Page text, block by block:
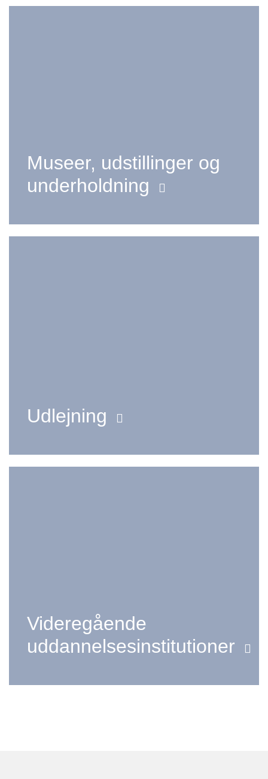
Museer, udstillinger og
underholdning
Udlejning
Videregående
uddannelsesinstitutioner